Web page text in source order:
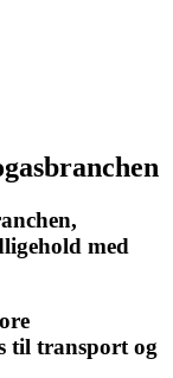
med
til transport og